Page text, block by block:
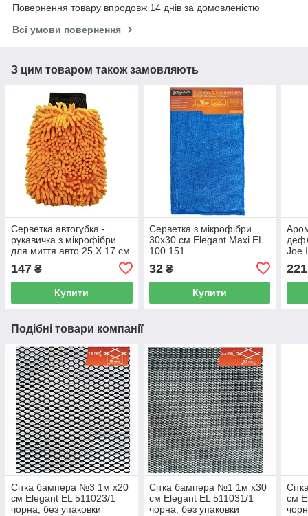
Повернення товару впродовж 14 днів за домовленістю
Всі умови повернення
З цим товаром також замовляють
Серветка автогубка -
рукавичка з мікрофібри
для миття авто 25 Х 17 см
Elegant Maxi EL 100 153
147 ₴
Купити
Серветка з мікрофібри
30x30 см Elegant Maxi EL
100 151
32₴
Купити
Joe
221
Подібні товари компанії
Сітка бампера №3 1м х20
см Elegant EL 511023/1
чорна, без упаковки
Сітка бампера №1 1м х30
см Elegant EL 511031/1
чорна, без упаковки
см